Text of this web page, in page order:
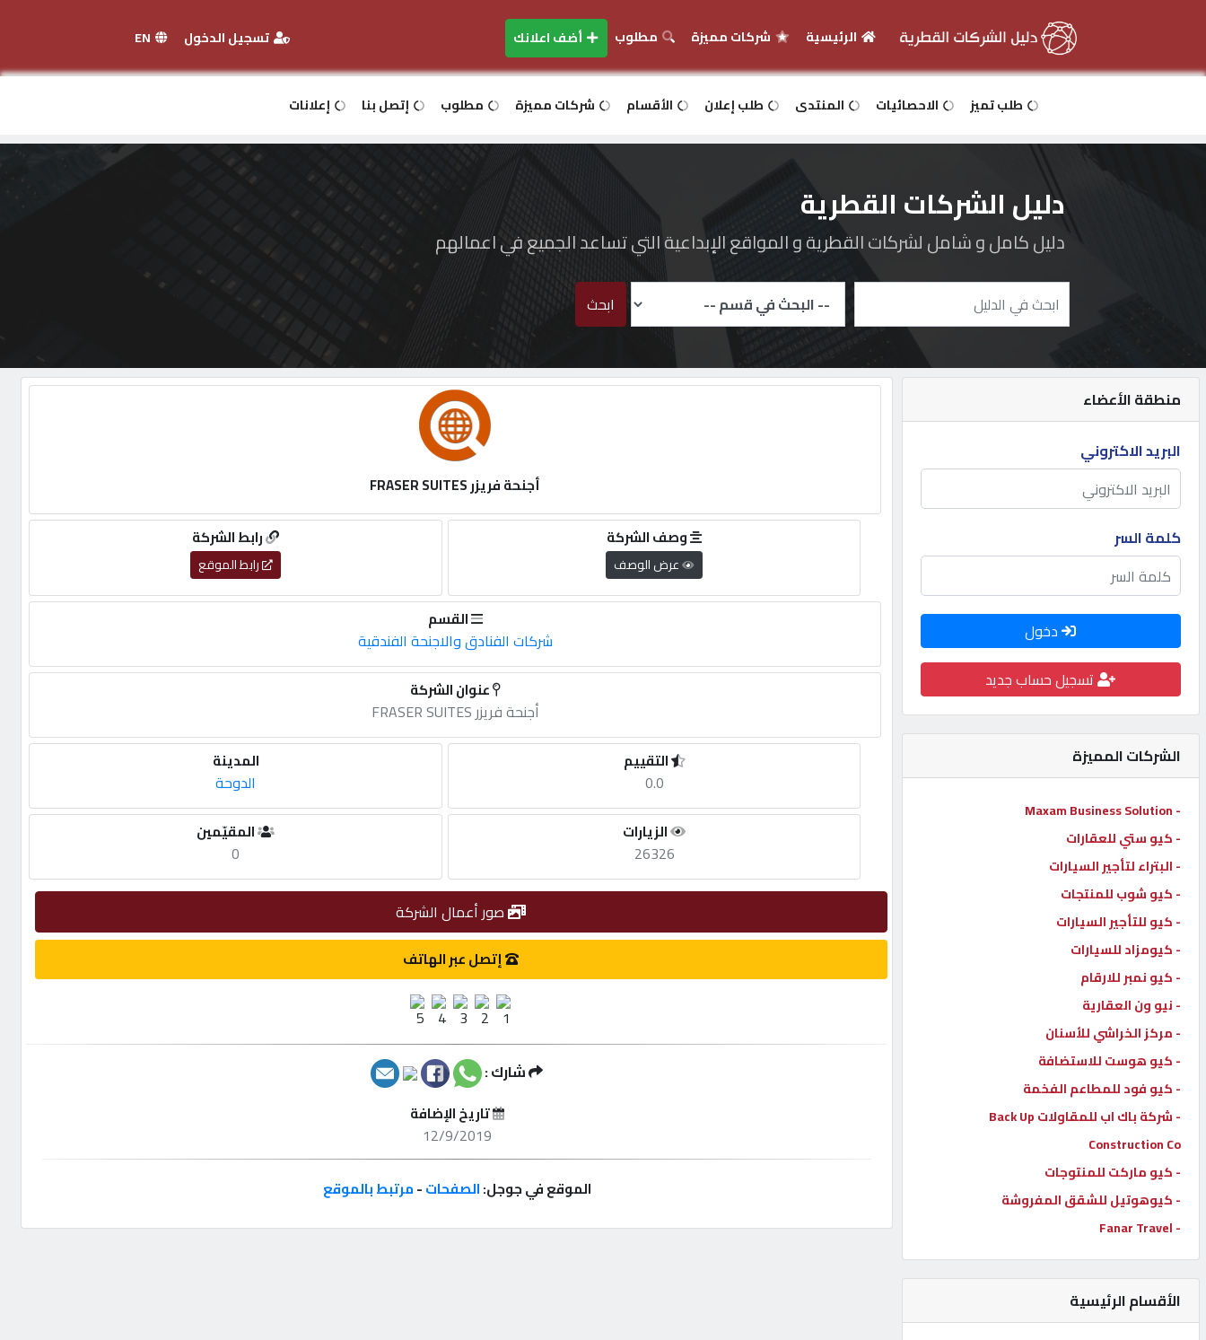
دخول
اعلانك
مطلوب
طلب
الاحصائيات
الأقسام
شركات
مميزة
إبحث
إتصل
بنا
إعلانات
المنتدى
كيو
مزاد
كيو
نمبر
كيو
كارز
كيو
الرئيسية شركات مميزة مطلوب أضف اعلانك تسجيل الدخول
طلب تميز الاحصائيات المنتدى طلب إعلان الأقسام شركات مميزة مطلوب إتصل بنا إعلانات
دليل الشركات القطرية
دليل كامل و شامل لشركات القطرية و المواقع الإبداعية التي تساعد الجميع في اعمالهم
ابحث
منطقة الأعضاء
البريد الاكتروني
كلمة السر
دخول
تسجيل حساب جديد
الشركات المميزة
- Maxam Business Solution
- كيو ستي للعقارات
- البتراء لتأجير السيارات
- كيو شوب للمنتجات
- كيو للتأجير السيارات
- كيومزاد للسيارات
- كيو نمبر للارقام
- نيو ون العقارية
- مركز الخراشي للأسنان
- كيو هوست للاستضافة
- كيو فود للمطاعم الفخمة
- شركة باك اب للمقاولات Back Up
Construction Co
- كيو ماركت للمنتوجات
- كيوهوتيل للشقق المفروشة
- Fanar Travel
الأقسام الرئيسية
أجنحة فريزر FRASER SUITES
رابط الشركة
رابط الموقع
وصف الشركة
عرض الوصف
القسم
شركات الفنادق والاجنحة الفندقية
عنوان الشركة
أجنحة فريزر FRASER SUITES
المدينة
الدوحة
التقييم
0.0
المقيّمين
0
الزيارات
26326
صور أعمال الشركة
إتصل عبر الهاتف
شارك :
تاريخ الإضافة
12/9/2019
الموقع في جوجل:الصفحات-مرتبط بالموقع